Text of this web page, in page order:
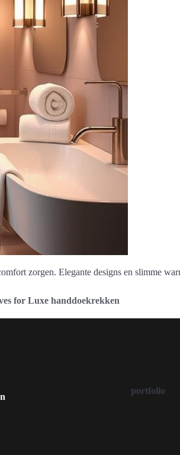
zorgen. Elegante designs en slimme
for Luxe handdoekrekken
portfolio